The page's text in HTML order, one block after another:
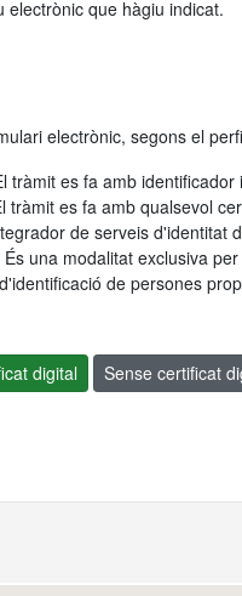
electrònic que hàgiu indicat.
electrònic, segons el
tràmit es fa amb
tràmit es fa amb qualsevol
de serveis d'identitat
una modalitat exclusiva
de persones
digital Sense certificat